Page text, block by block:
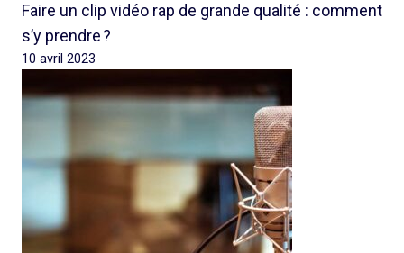
Faire un clip vidéo rap de grande qualité : comment
s’y prendre ?
10 avril 2023